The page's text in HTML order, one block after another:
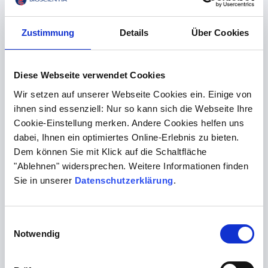
Zustimmung Details Über Cookies
Diese Webseite verwendet Cookies
Wir setzen auf unserer Webseite Cookies ein. Einige von
ihnen sind essenziell: Nur so kann sich die Webseite Ihre
Cookie-Einstellung merken. Andere Cookies helfen uns
dabei, Ihnen ein optimiertes Online-Erlebnis zu bieten.
Dem können Sie mit Klick auf die Schaltfläche
"Ablehnen" widersprechen. Weitere Informationen finden
Sie in unserer Datenschutzerklärung.
Notwendig
gilt, je früher sie entdeckt werden, desto größer die
zu den Standorten
Multiple Sklerose
Wenn die Nervenfasern ihre Hülle
zuverlässig übertragen werden. Gehen oder Aufstehen
sind dann für einen Moment unmöglich. Verantwortlich
sind entzündliche Prozesse der Nervenzellen. Die